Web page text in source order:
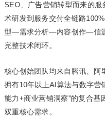
SEO、广告营销转型而来的
术研发到服务交付全链路
型—需求分析—内容创作—信
完整技术闭环。
核心创始团队均来自腾讯、阿
拥有10年以上AI算法与数字营
能力+商业营销洞察”的复合基
双重核心需求。